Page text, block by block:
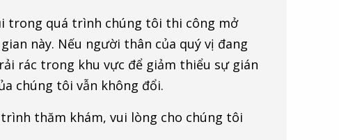
trong quá trình chúng tôi thi công mở
này. Nếu người thân của quý vị đang
rác trong khu vực để giảm thiểu sự gián
chúng tôi vẫn không đổi.
thăm khám, vui lòng cho chúng tôi